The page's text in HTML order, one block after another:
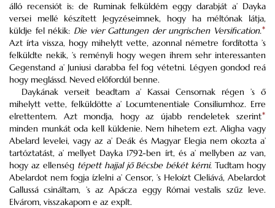
álló recensiót is: de Ruminak felküldém eggy darabját a’ Dayka
versei mellé készített Jegyzéseimnek, hogy ha méltónak látja,
küldje fel nékik: Die vier Gattungen der ungrischen Versification.*
Azt írta vissza, hogy mihelytt vette, azonnal németre fordította ’s
felküldte nekik, ’s reményli hogy wegen ihrem sehr interessanten
Gegenstand a’ Juniusi darabba fel fog vétetni. Légyen gondod reá
hogy meglássd. Neved előfordúl benne.
Daykának verseit beadtam a’ Kassai Censornak régen ’s ő
mihelytt vette, felküldötte a’ Locumtenentiale Consiliumhoz. Erre
elrettentem. Azt mondja, hogy az újabb rendeletek szerint*
minden munkát oda kell küldenie. Nem hihetem ezt. Aligha vagy
Abelard levelei, vagy az a’ Deák és Magyar Elegia nem okozta a’
tartóztatást, a’ mellyet Dayka 1792-ben írt, és a’ mellyben az van,
hogy az ellenség tépett hajjal jő Bécsbe békét kérni. Tudtam hogy
Abelardot nem fogja ízlelni a’ Censor, ’s Heloízt Cleliává, Abelardot
Gallussá csináltam, ’s az Apácza eggy Római vestalis szűz leve.
Elvárom, visszakapom e az explt.